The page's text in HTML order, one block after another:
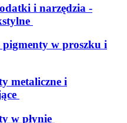
i narzędzia -
pigmenty w proszku i
metaliczne i
w płynie